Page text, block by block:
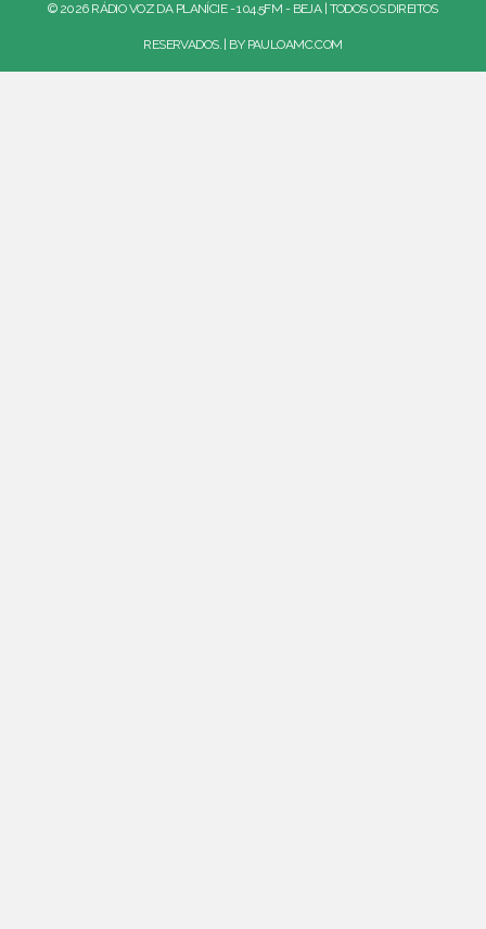
© 2026 RÁDIO VOZ DA PLANÍCIE - 104.5FM - BEJA | TODOS OS DIREITOS
RESERVADOS. | BY PAULOAMC.COM